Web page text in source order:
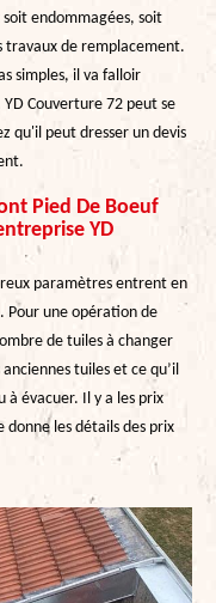
endommagées, soit
travaux de remplacement.
simples, il va falloir
Couverture 72 peut se
qu'il peut dresser un devis
Pied De Boeuf
YD
paramètres entrent en
Pour une opération de
de tuiles à changer
tuiles et ce qu’il
à évacuer. Il y a les prix
donne les détails des prix